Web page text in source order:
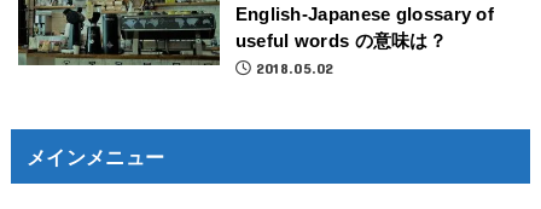
English-Japanese glossary of
useful words の意味は？
2018.05.02
メインメニュー